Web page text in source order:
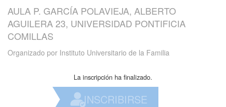
AULA P. GARCÍA POLAVIEJA, ALBERTO
AGUILERA 23, UNIVERSIDAD PONTIFICIA
COMILLAS
Organizado por Instituto Universitario de la Familia
La inscripción ha finalizado.
INSCRIBIRSE